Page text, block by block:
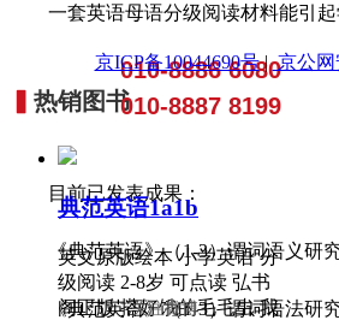
一套英语母语分级阅读材料能引
目前已发表成果：
《典范英语》（1-3）谓词语义研
《典范英语》（1-3）谓词语法研
热销图书
典范英语1a1b
英文原版绘本 小学英语 分
级阅读 2-8岁 可点读 弘书
阁正版 搭好饿的毛毛虫 我
010-8886 6080
010-8887 8199
关注微博
京ICP备10044690号|京公网